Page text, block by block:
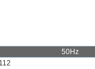
50Hz
112